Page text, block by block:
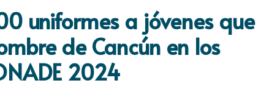
uniformes a jóvenes que
de Cancún en los
2024